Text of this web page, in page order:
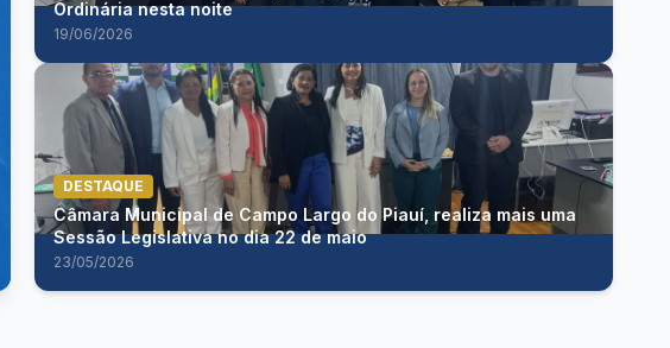
Ordinária nesta noite
19/06/2026
DESTAQUE
Câmara Municipal de Campo Largo do Piauí, realiza mais uma
Sessão Legislativa no dia 22 de maio
23/05/2026